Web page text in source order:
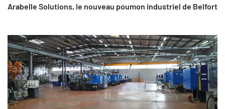
Arabelle Solutions, le nouveau poumon industriel de Belfort